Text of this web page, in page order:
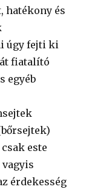
hatékony és
úgy fejti ki
fiatalító
egyéb
este
érdekesség